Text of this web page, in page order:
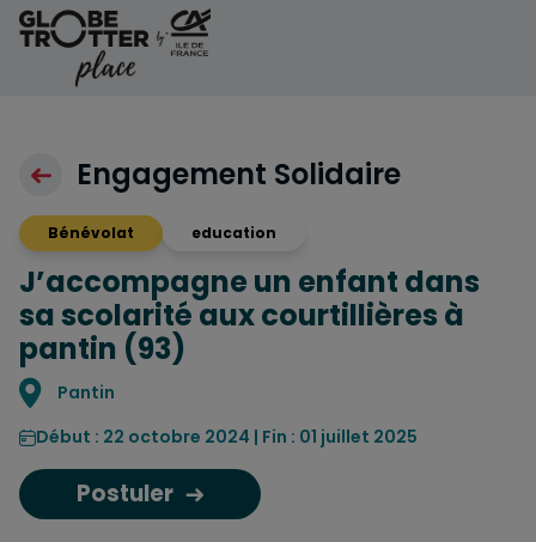
Aller au contenu
Engagement Solidaire
Bénévolat education
J’accompagne un enfant dans
sa scolarité aux courtillières à
pantin (93)
Localisation
Pantin
Début : 22 octobre 2024 | Fin : 01 juillet 2025
Postuler